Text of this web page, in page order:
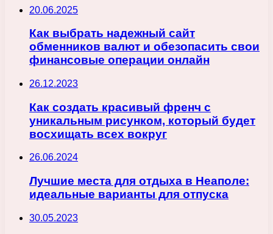
20.06.2025
Как выбрать надежный сайт
обменников валют и обезопасить свои
финансовые операции онлайн
26.12.2023
Как создать красивый френч с
уникальным рисунком, который будет
восхищать всех вокруг
26.06.2024
Лучшие места для отдыха в Неаполе:
идеальные варианты для отпуска
30.05.2023